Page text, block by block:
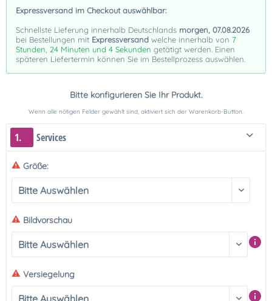
Expressversand im Checkout auswählbar:
Schnellste Lieferung innerhalb Deutschlands morgen, 07.08.2026
bei Bestellungen mit Expressversand welche innerhalb von 7
Stunden, 24 Minuten und 3 Sekunden getätigt werden. Einen
späteren Liefertermin können Sie im Bestellprozess auswählen.
Bitte konfigurieren Sie Ihr Produkt.
Wenn alle nötigen Felder gewählt sind, aktiviert sich der Warenkorb-Button.
1. Services
Größe:
Bildvorschau
Versiegelung